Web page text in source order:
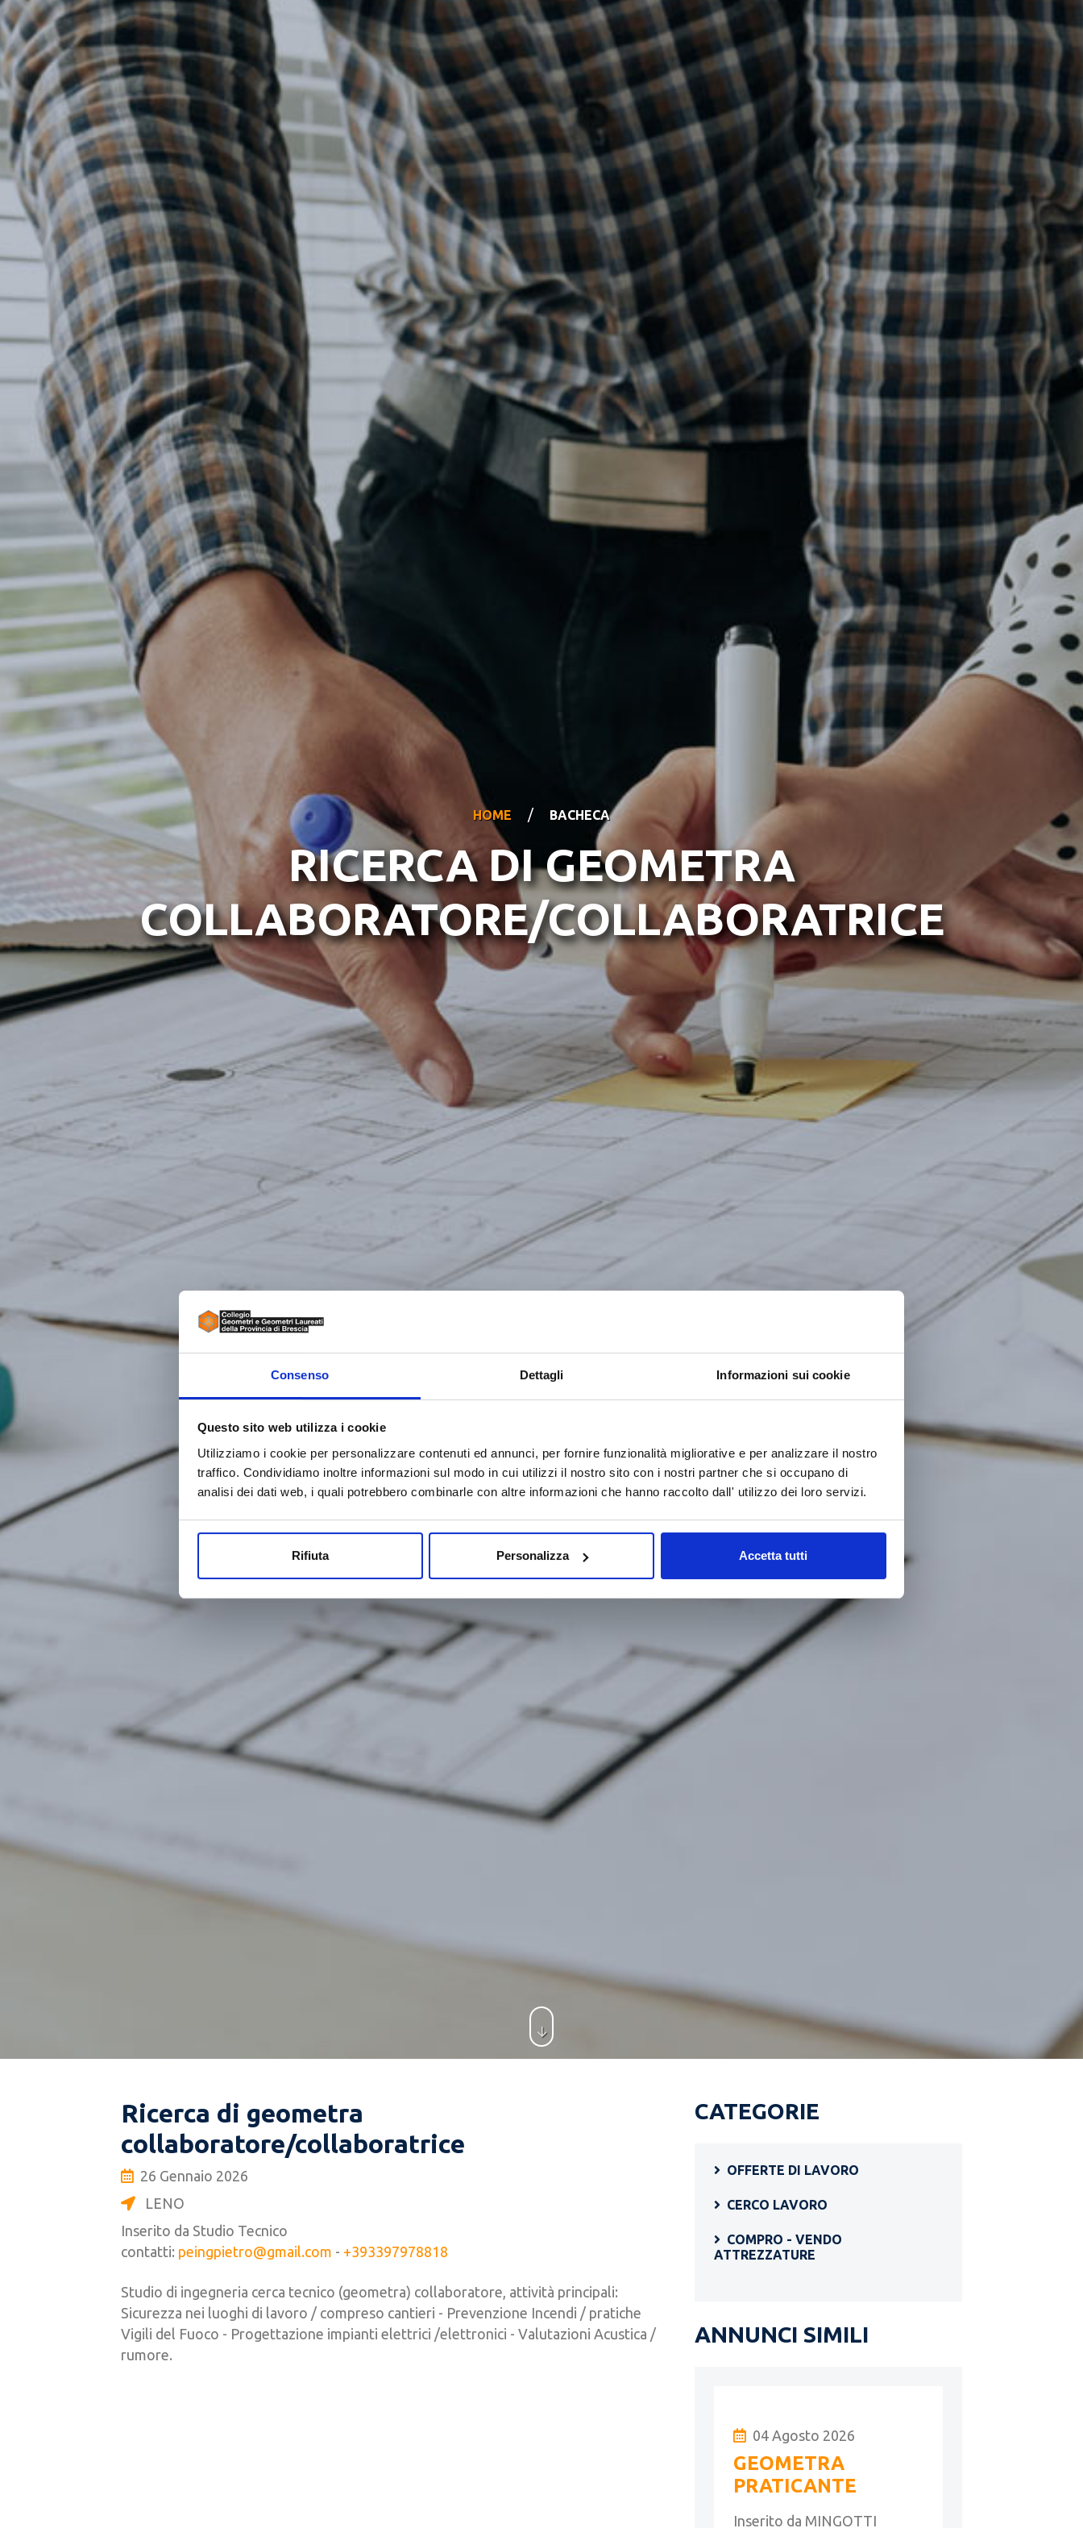
Consenso Dettagli Informazioni sui cookie
Questo sito web utilizza i cookie
Utilizziamo i cookie per personalizzare contenuti ed annunci, per fornire funzionalità migliorative e per analizzare il nostro
traffico. Condividiamo inoltre informazioni sul modo in cui utilizzi il nostro sito con i nostri partner che si occupano di
analisi dei dati web, i quali potrebbero combinarle con altre informazioni che hanno raccolto dall' utilizzo dei loro servizi.
Rifiuta Personalizza Accetta tutti
HOME / BACHECA
RICERCA DI GEOMETRA
COLLABORATORE/COLLABORATRICE
Ricerca di geometra
collaboratore/collaboratrice
26 Gennaio 2026
LENO
Inserito da Studio Tecnico
contatti: peingpietro@gmail.com - +393397978818
Studio di ingegneria cerca tecnico (geometra) collaboratore, attività principali:
Sicurezza nei luoghi di lavoro / compreso cantieri - Prevenzione Incendi / pratiche
Vigili del Fuoco - Progettazione impianti elettrici /elettronici - Valutazioni Acustica /
rumore.
CATEGORIE
OFFERTE DI LAVORO
CERCO LAVORO
COMPRO - VENDO
ATTREZZATURE
ANNUNCI SIMILI
04 Agosto 2026
GEOMETRA
PRATICANTE
Inserito da MINGOTTI